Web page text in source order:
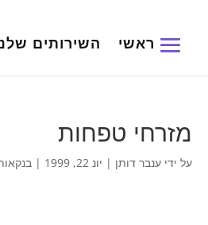
ראשי השירותים
מזרחי טפחות
על ידיענבר דותן | יונ 22, 1999 |